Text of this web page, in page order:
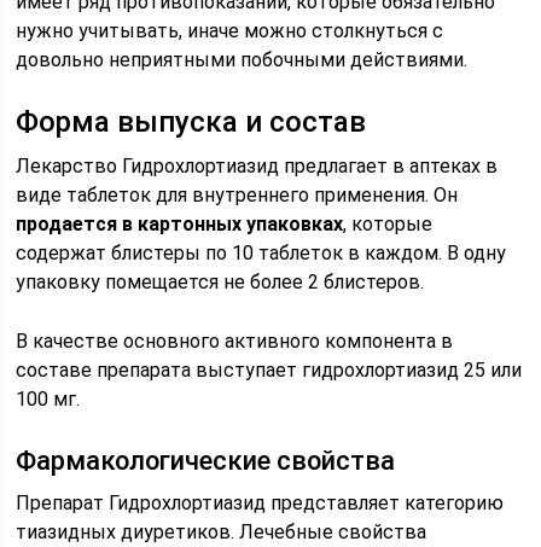
нужно учитывать, иначе можно столкнуться с
довольно неприятными побочными действиями.
Форма выпуска и состав
Лекарство Гидрохлортиазид предлагает в аптеках в
виде таблеток для внутреннего применения. Он
продается в картонных упаковках, которые
содержат блистеры по 10 таблеток в каждом. В одну
упаковку помещается не более 2 блистеров.
В качестве основного активного компонента в
составе препарата выступает гидрохлортиазид 25 или
100 мг.
Фармакологические свойства
Препарат Гидрохлортиазид представляет категорию
тиазидных диуретиков. Лечебные свойства